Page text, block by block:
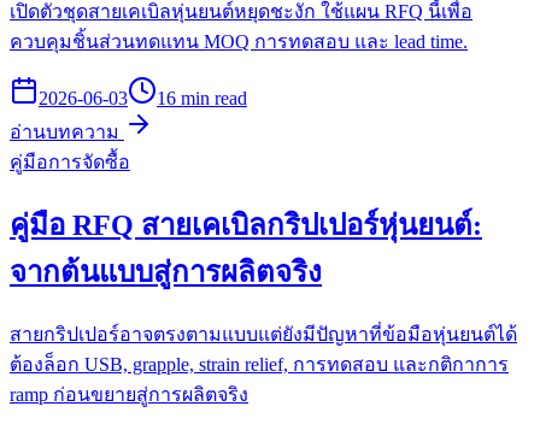
เปิดตัวชุดสายเคเบิลหุ่นยนต์หยุดชะงัก ใช้แผน RFQ นี้เพื่อ
ควบคุมชิ้นส่วนทดแทน MOQ การทดสอบ และ lead time.
2026-06-03
16 min read
อ่านบทความ
คู่มือการจัดซื้อ
คู่มือ RFQ สายเคเบิลกริปเปอร์หุ่นยนต์:
จากต้นแบบสู่การผลิตจริง
สายกริปเปอร์อาจตรงตามแบบแต่ยังมีปัญหาที่ข้อมือหุ่นยนต์ได้
ต้องล็อก USB, grapple, strain relief, การทดสอบ และกติกาการ
ramp ก่อนขยายสู่การผลิตจริง